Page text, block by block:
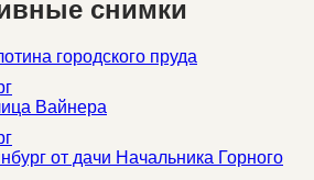
снимки
городского пруда
Вайнера
от дачи Начальника Горного